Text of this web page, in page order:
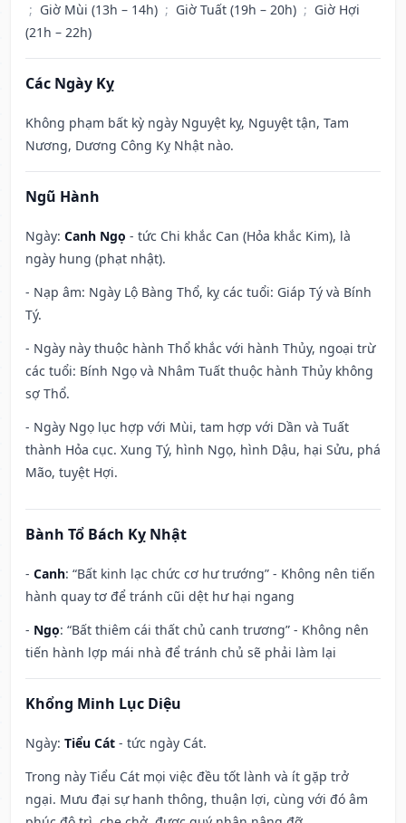
; Giờ Mùi (13h – 14h) ; Giờ Tuất (19h – 20h) ; Giờ Hợi
(21h – 22h)
Các Ngày Kỵ
Không phạm bất kỳ ngày Nguyệt kỵ, Nguyệt tận, Tam
Nương, Dương Công Kỵ Nhật nào.
Ngũ Hành
Ngày: Canh Ngọ - tức Chi khắc Can (Hỏa khắc Kim), là
ngày hung (phạt nhật).
- Nạp âm: Ngày Lộ Bàng Thổ, kỵ các tuổi: Giáp Tý và Bính
Tý.
- Ngày này thuộc hành Thổ khắc với hành Thủy, ngoại trừ
các tuổi: Bính Ngọ và Nhâm Tuất thuộc hành Thủy không
sợ Thổ.
- Ngày Ngọ lục hợp với Mùi, tam hợp với Dần và Tuất
thành Hỏa cục. Xung Tý, hình Ngọ, hình Dậu, hại Sửu, phá
Mão, tuyệt Hợi.
Bành Tổ Bách Kỵ Nhật
- Canh: “Bất kinh lạc chức cơ hư trướng” - Không nên tiến
hành quay tơ để tránh cũi dệt hư hại ngang
- Ngọ: “Bất thiêm cái thất chủ canh trương” - Không nên
tiến hành lợp mái nhà để tránh chủ sẽ phải làm lại
Khổng Minh Lục Diệu
Ngày: Tiểu Cát - tức ngày Cát.
Trong này Tiểu Cát mọi việc đều tốt lành và ít gặp trở
ngại. Mưu đại sự hanh thông, thuận lợi, cùng với đó âm